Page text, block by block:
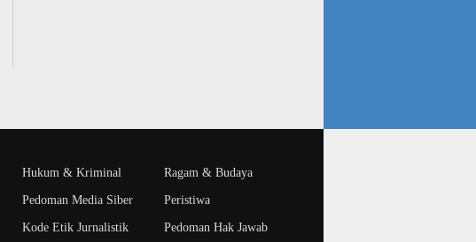
Hukum & Kriminal
Pedoman Media Siber
Kode Etik Jurnalistik
Ragam & Budaya
Peristiwa
Pedoman Hak Jawab